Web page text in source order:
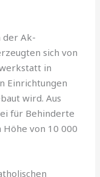
der Ak­
sich von
in
Einrichtungen
wird. Aus
für Behinderte
von 10 000